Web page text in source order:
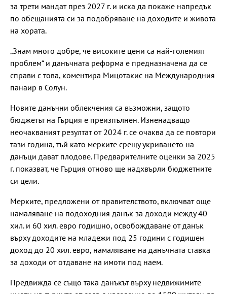
за трети мандат през 2027 г. и иска да покаже напредък
по обещанията си за подобряване на доходите и живота
на хората.
„Знам много добре, че високите цени са най-големият
проблем“ и данъчната реформа е предназначена да се
справи с това, коментира Мицотакис на Международния
панаир в Солун.
Новите данъчни облекчения са възможни, защото
бюджетът на Гърция е преизпълнен. Изненадващо
неочакваният резултат от 2024 г. се очаква да се повтори
тази година, тъй като мерките срещу укриването на
данъци дават плодове. Предварителните оценки за 2025
г. показват, че Гърция отново ще надхвърли бюджетните
си цели.
Мерките, предложени от правителството, включват още
намаляване на подоходния данък за доходи между 40
хил. и 60 хил. евро годишно, освобождаване от данък
върху доходите на младежи под 25 години с годишен
доход до 20 хил. евро, намаляване на данъчната ставка
за доходи от отдаване на имоти под наем.
Предвижда се също така данъкът върху недвижимите